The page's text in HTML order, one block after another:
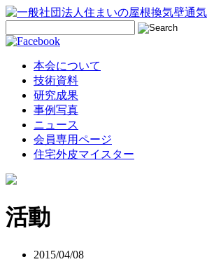
本会について
技術資料
研究成果
事例写真
ニュース
会員専用ページ
住宅外皮マイスター
活動
2015/04/08